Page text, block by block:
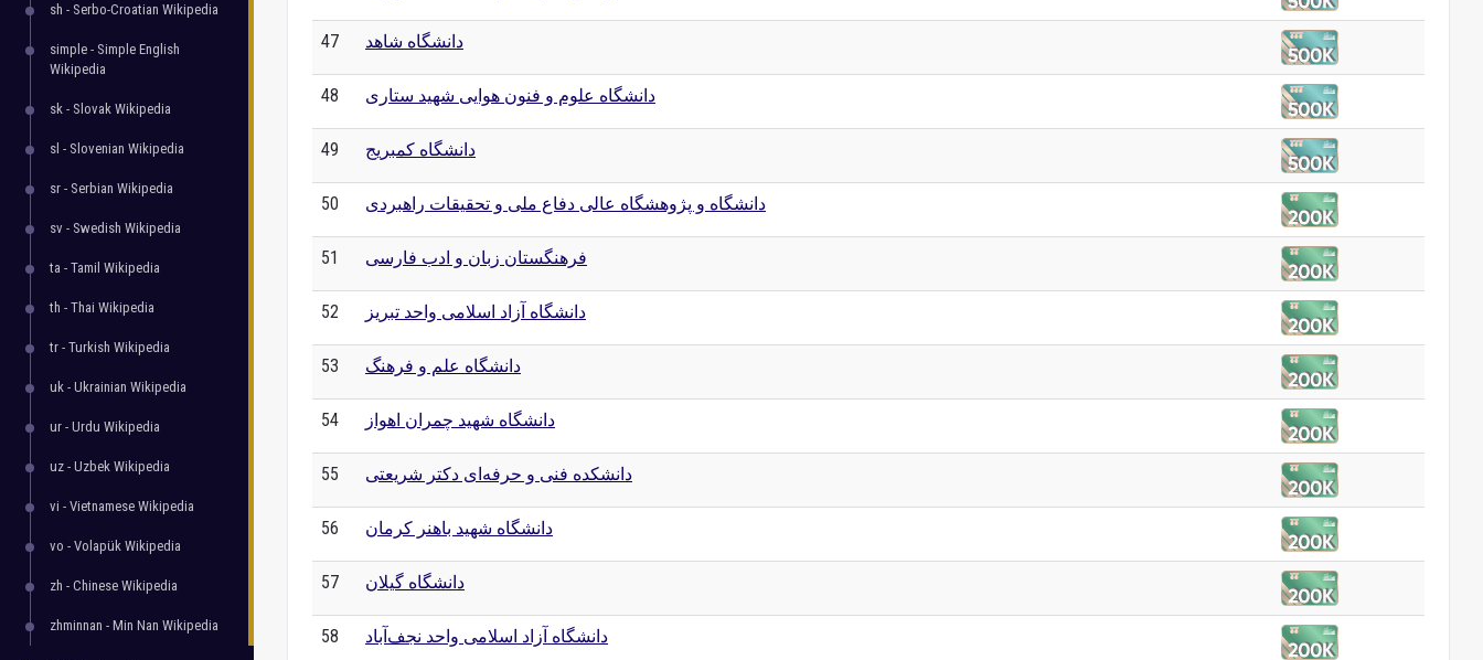
sh - Serbo-Croatian Wikipedia
simple - Simple English
Wikipedia
sk - Slovak Wikipedia
sl - Slovenian Wikipedia
sr - Serbian Wikipedia
sv - Swedish Wikipedia
ta - Tamil Wikipedia
th - Thai Wikipedia
tr - Turkish Wikipedia
uk - Ukrainian Wikipedia
ur - Urdu Wikipedia
uz - Uzbek Wikipedia
vi - Vietnamese Wikipedia
vo - Volapük Wikipedia
zh - Chinese Wikipedia
zhminnan - Min Nan Wikipedia
47 دانشگاه شاهد
48 دانشگاه علوم و فنون هوایی شهید ستاری
49 دانشگاه کمبریج
50 دانشگاه و پژوهشگاه عالی دفاع ملی و تحقیقات راهبردی
51 فرهنگستان زبان و ادب فارسی
52 دانشگاه آزاد اسلامی واحد تبریز
53 دانشگاه علم و فرهنگ
54 دانشگاه شهید چمران اهواز
55 دانشکده فنی و حرفه‌ای دکتر شریعتی
56 دانشگاه شهید باهنر کرمان
57 دانشگاه گیلان
58 دانشگاه آزاد اسلامی واحد نجف‌آباد